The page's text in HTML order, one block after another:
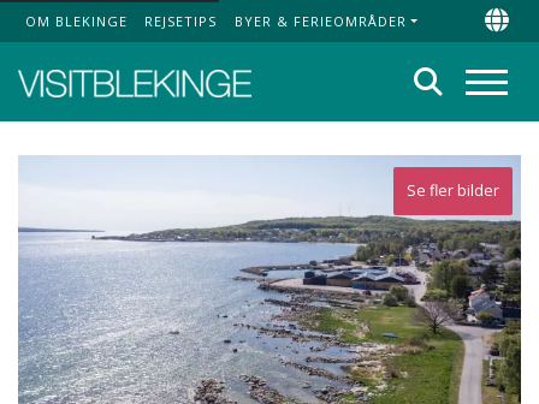
Top Menu
OM BLEKINGE REJSETIPS BYER & FERIEOMRÅDER
Søg
Se fler bilder